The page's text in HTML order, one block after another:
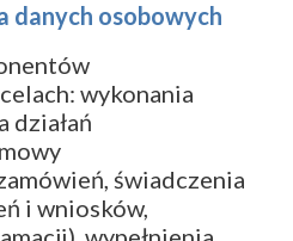
danych osobowych
wykonania
działań
świadczenia
i wniosków,